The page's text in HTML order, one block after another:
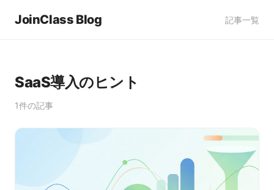
JoinClass Blog 記事一覧
SaaS導入のヒント
1件の記事